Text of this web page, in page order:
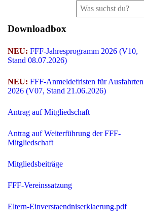
Downloadbox
NEU:FFF-Jahresprogramm 2026 (V10,
Stand 08.07.2026)
NEU:FFF-Anmeldefristen für Ausfahrten
2026 (V07, Stand 21.06.2026)
Antrag auf Mitgliedschaft
Antrag auf Weiterführung der FFF-
Mitgliedschaft
Mitgliedsbeiträge
FFF-Vereinssatzung
Eltern-Einverstaendniserklaerung.pdf